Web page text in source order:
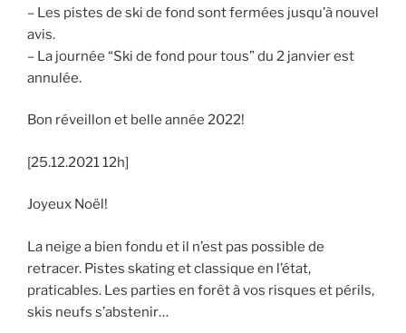
– Les pistes de ski de fond sont fermées jusqu’à nouvel
avis.
– La journée “Ski de fond pour tous” du 2 janvier est
annulée.
Bon réveillon et belle année 2022!
[25.12.2021 12h]
Joyeux Noël!
La neige a bien fondu et il n’est pas possible de
retracer. Pistes skating et classique en l’état,
praticables. Les parties en forêt à vos risques et périls,
skis neufs s’abstenir…